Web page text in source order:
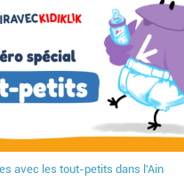
avec les tout-petits dans l'Ain